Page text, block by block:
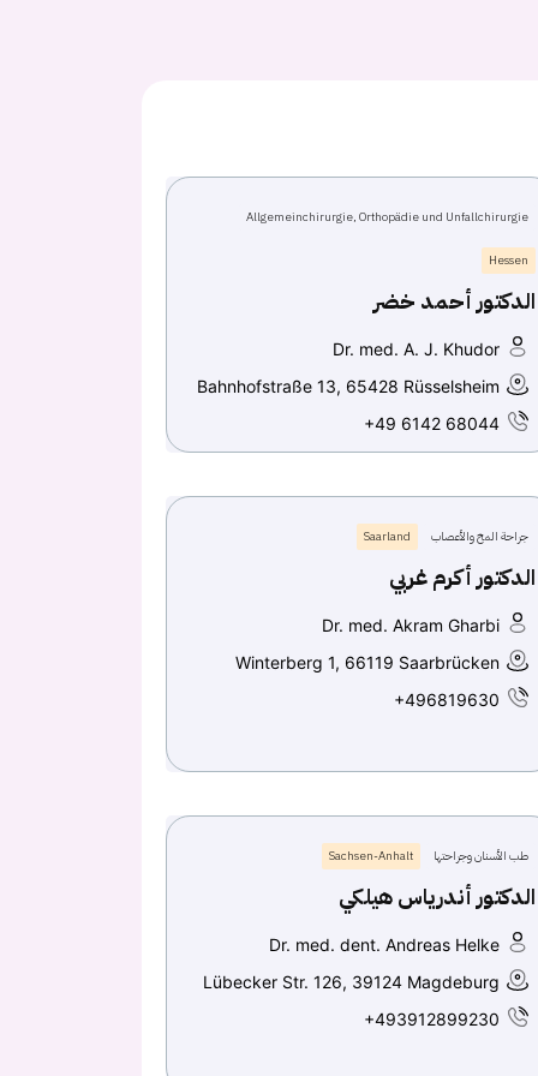
Allgemeinchirurgie, Orthopädie und Unfallchirurgie
Hessen
الدكتور أحمد خضر
Dr. med. A. J. Khudor
Bahnhofstraße 13, 65428 Rüsselsheim
+49 6142 68044
جراحة المخ والأعصاب Saarland
الدكتور أكرم غربي
Dr. med. Akram Gharbi
Winterberg 1, 66119 Saarbrücken
+496819630
طب الأسنان وجراحتها Sachsen-Anhalt
الدكتور أندرياس هيلكي
Dr. med. dent. Andreas Helke
Lübecker Str. 126, 39124 Magdeburg
+493912899230